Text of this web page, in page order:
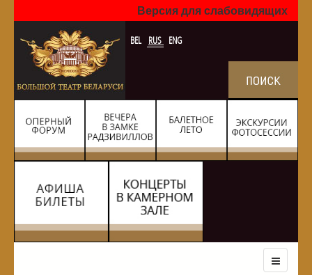
Версия для слабовидящих
BEL RUS ENG